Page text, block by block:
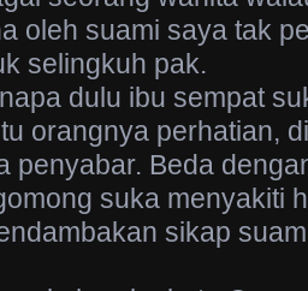
oleh suami saya tak
selingkuh pak.
dulu ibu sempat
orangnya perhatian,
penyabar. Beda
suka menyakiti
sikap